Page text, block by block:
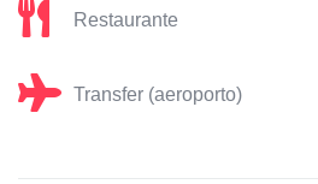
Restaurante
Transfer (aeroporto)